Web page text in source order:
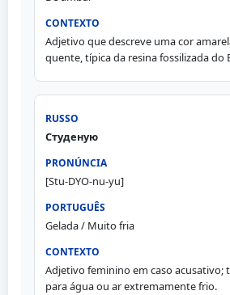
Adjetivo que descreve uma cor
quente, típica da resina fossilizada do
Студеную
[Stu-DYO-nu-yu]
Gelada / Muito fria
Adjetivo feminino em caso acusativo;
para água ou ar extremamente frio.